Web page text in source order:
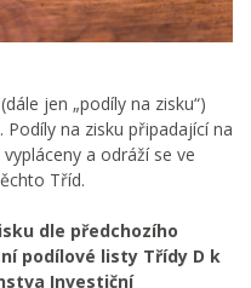
jen „podíly na zisku“)
na zisku připadající na
a odráží se ve
Tříd.
dle předchozího
podílové listy Třídy D k
Investiční